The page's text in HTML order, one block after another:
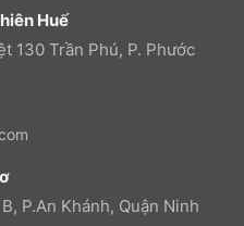
Huế
130 Trần Phú, P. Phước
P.An Khánh, Quận Ninh